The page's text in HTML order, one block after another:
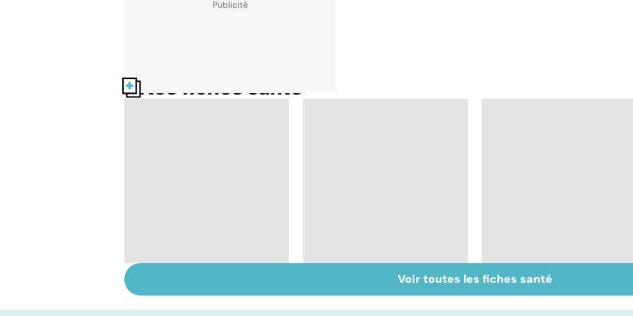
Nos fiches santé
cerveau
Staphylocoque doré :
une bactérie sous
Métastases, le
cancer propagé
Voir toutes les fiches santé